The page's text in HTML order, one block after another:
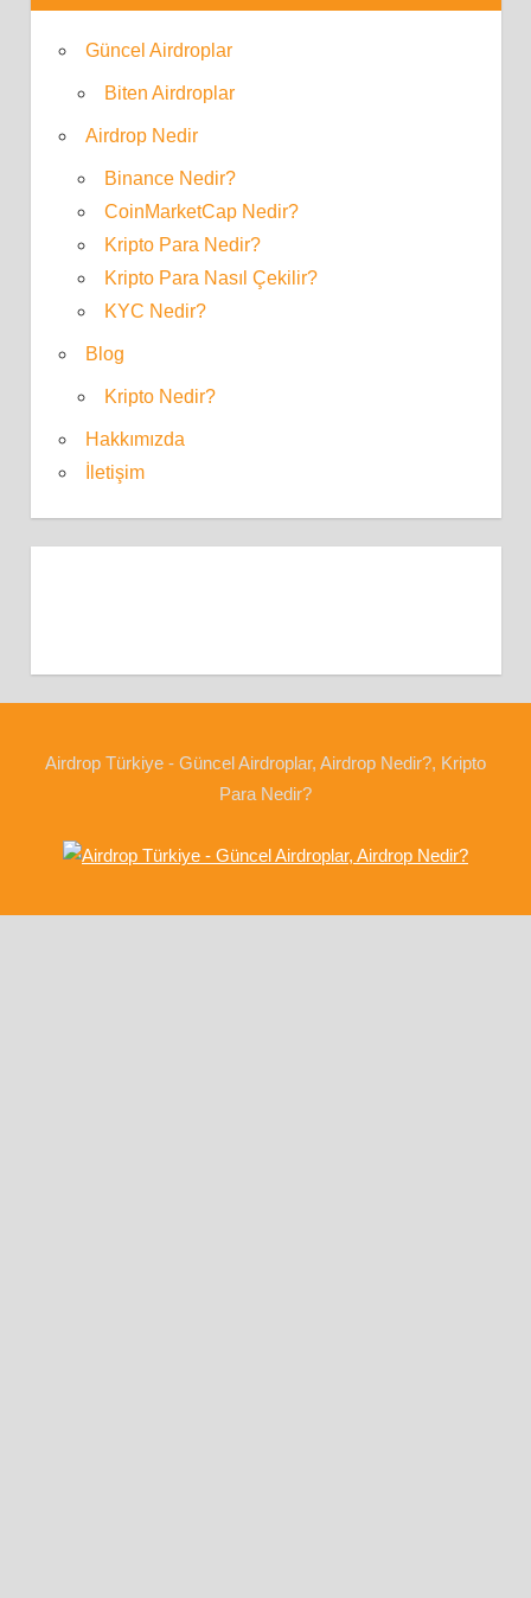
Güncel Airdroplar
Biten Airdroplar
Airdrop Nedir
Binance Nedir?
CoinMarketCap Nedir?
Kripto Para Nedir?
Kripto Para Nasıl Çekilir?
KYC Nedir?
Blog
Kripto Nedir?
Hakkımızda
İletişim
Airdrop Türkiye - Güncel Airdroplar, Airdrop Nedir?, Kripto
Para Nedir?